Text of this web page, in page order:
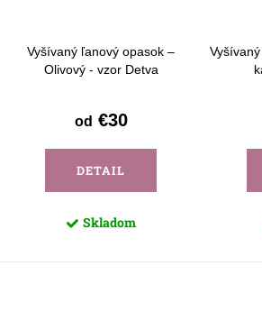
Vyšívaný ľanový opasok –
Olivový - vzor Detva
od €30
DETAIL
Skladom